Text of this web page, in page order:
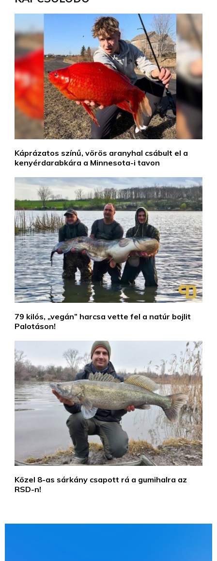
Káprázatos színű, vörös aranyhal csábult el a
kenyérdarabkára a Minnesota-i tavon
79 kilós, „vegán” harcsa vette fel a natúr bojlit
Palotáson!
Közel 8-as sárkány csapott rá a gumihalra az
RSD-n!